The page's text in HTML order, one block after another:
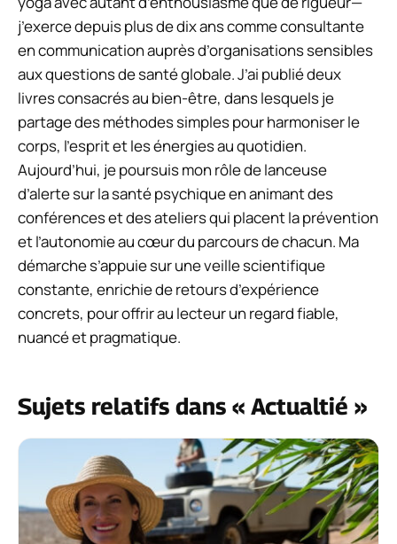
j’exerce depuis plus de dix ans comme consultante
en communication auprès d’organisations sensibles
aux questions de santé globale. J’ai publié deux
livres consacrés au bien-être, dans lesquels je
partage des méthodes simples pour harmoniser le
corps, l’esprit et les énergies au quotidien.
Aujourd’hui, je poursuis mon rôle de lanceuse
d’alerte sur la santé psychique en animant des
conférences et des ateliers qui placent la prévention
et l’autonomie au cœur du parcours de chacun. Ma
démarche s’appuie sur une veille scientifique
constante, enrichie de retours d’expérience
concrets, pour offrir au lecteur un regard fiable,
nuancé et pragmatique.
Sujets relatifs dans « Actualtié »